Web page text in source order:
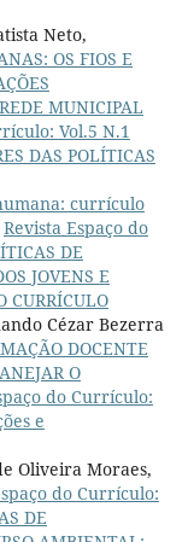
Neto,
OS FIOS E
MUNICIPAL
Vol.5 N.1
DAS POLÍTICAS
currículo
Revista Espaço do
DE
JOVENS E
CURRÍCULO
Cézar Bezerra
DOCENTE
O
do Currículo:
e
Oliveira Moraes,
do Currículo:
DE